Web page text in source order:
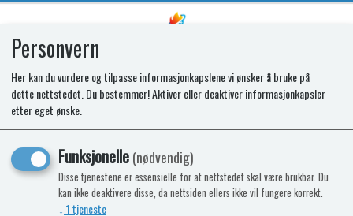
SCS260 LEVEL SENSOR
Personvern
Her kan du vurdere og tilpasse informasjonkapslene vi ønsker å bruke på
dette nettstedet. Du bestemmer! Aktiver eller deaktiver informasjonkapsler
etter eget ønske.
Funksjonelle(nødvendig)
Disse tjenestene er essensielle for at nettstedet skal være brukbar. Du
kan ikke deaktivere disse, da nettsiden ellers ikke vil fungere korrekt.
↓ 1tjeneste